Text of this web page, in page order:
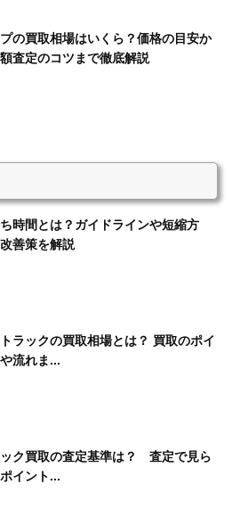
の買取相場はいくら？価格の目安か
査定のコツまで徹底解説
時間とは？ガイドラインや短縮方
善策を解説
ラックの買取相場とは？ 買取のポイ
流れま...
ック買取の査定基準は？ 査定で見ら
イント...